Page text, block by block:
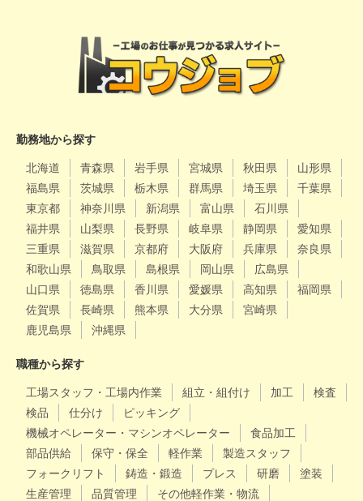
勤務地から探す
北海道 青森県 岩手県 宮城県 秋田県
山形県
福島県
茨城県 栃木県 群馬県 埼玉県
千葉県
東京都
神奈川県 新潟県 富山県
石川県
福井県
山梨県 長野県 岐阜県 静岡県
愛知県
三重県
滋賀県 京都府 大阪府 兵庫県
奈良県
和歌山県
鳥取県 島根県 岡山県
広島県
山口県
徳島県 香川県 愛媛県 高知県
福岡県
佐賀県
長崎県 熊本県 大分県
宮崎県
鹿児島県
沖縄県
職種から探す
工場スタッフ・工場内作業 組立・組付け 加工
検査
検品
仕分け
ピッキング
機械オペレーター・マシンオペレーター
食品加工
部品供給
保守・保全 軽作業
製造スタッフ
フォークリフト
鋳造・鍛造 プレス 研磨
塗装
生産管理
品質管理
その他軽作業・物流